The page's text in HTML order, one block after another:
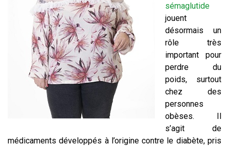
sémaglutide
jouent
désormais un
rôle très
important pour
perdre du
poids, surtout
chez des
personnes
obèses. Il
s’agit de
médicaments développés à l’origine contre le diabète, pris